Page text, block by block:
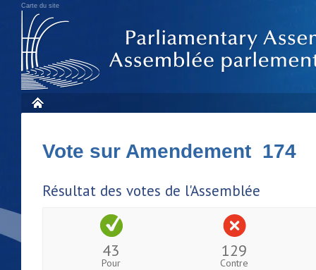
Carte du site
Vote sur Amendement 174
Résultat des votes de l'Assemblée
43
Pour
129
Contre